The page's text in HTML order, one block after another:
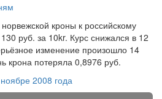
кроны к российскому
руб. за 10kr. Курс снижался в 12
изменение произошло 14
крона потеряла 0,8976 руб.
2008 года